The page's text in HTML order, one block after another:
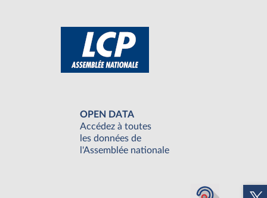
OPEN DATA
Accédez à toutes
les données de
l'Assemblée nationale